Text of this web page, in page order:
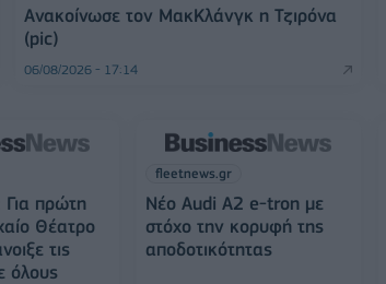
Ανακοίνωσε τον ΜακΚλάνγκ η Τζιρόνα
(pic)
06/08/2026 - 17:14
πρώτη
Θέατρο
τις
όλους
fleetnews.gr
Νέο Audi A2 e-tron με
στόχο την κορυφή της
αποδοτικότητας